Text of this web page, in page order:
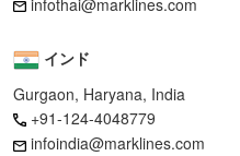
インド
Gurgaon, Haryana, India
+91-124-4048779
infoindia@marklines.com